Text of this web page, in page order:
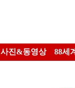
사진&동영상 88세